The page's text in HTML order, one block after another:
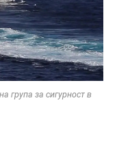
група за сигурност в